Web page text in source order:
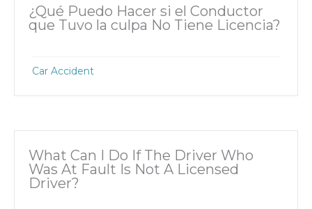
¿Qué Puedo Hacer si el Conductor
que Tuvo la culpa No Tiene Licencia?
Car Accident
What Can I Do If The Driver Who
Was At Fault Is Not A Licensed
Driver?